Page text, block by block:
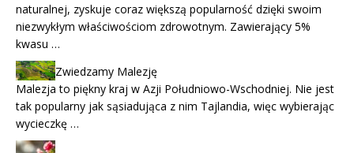
naturalnej, zyskuje coraz większą popularność dzięki swoim
niezwykłym właściwościom zdrowotnym. Zawierający 5%
kwasu …
Zwiedzamy Malezję
Malezja to piękny kraj w Azji Południowo-Wschodniej. Nie jest
tak popularny jak sąsiadująca z nim Tajlandia, więc wybierając
wycieczkę …